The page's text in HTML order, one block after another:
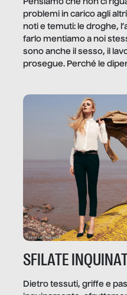
Pensiamo che non ci
problemi in carico agli
noti e temuti: le droghe,
farlo mentiamo a noi
sono anche il sesso, il
prosegue. Perché le
trae un guadagno. In
quale e come.
SFILATE
Dietro tessuti, griffe e